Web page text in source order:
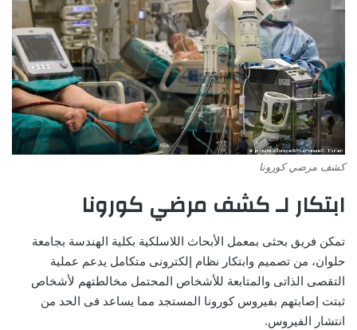
كشف مرضي كورونا
ابتكار لـ كشف مرضي كورونا
تمكن فريق بحثى بمعمل الأبحاث اللاسلكية بكلية الهندسة بجامعة
حلوان، من تصميم وابتكار نظام إلكترونى متكامل يدعم عملية
التقصى الذاتى والمتابعة للأشخاص المحتمل مخالطتهم لأشخاص
ثبتت إصابتهم بفيروس كورونا المستجد مما يساعد فى الحد من
انتشار الفيروس.